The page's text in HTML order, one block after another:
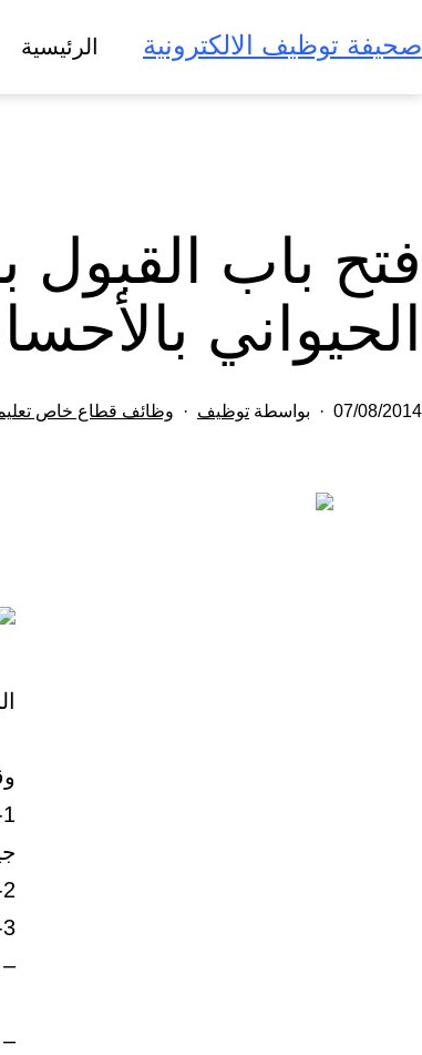
إلى
المحتوى
صحيفة توظيف الالكترونية الرئيسية
فتح باب القبول
الحيواني
تم
07/08/2014 بواسطة توظيف وظائف قطاع خاص
2- أن لا يتجاوز عمر الطالب 21 سنة .
3- إجتياز المقابلة الشخصية .4
–
–